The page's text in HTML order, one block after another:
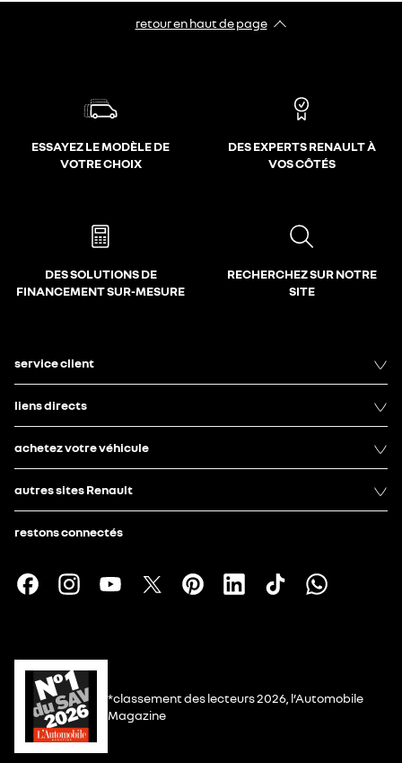
retour en haut de page​
ESSAYEZ LE MODÈLE DE
VOTRE CHOIX
DES EXPERTS RENAULT À
VOS CÔTÉS
DES SOLUTIONS DE
FINANCEMENT SUR-MESURE
RECHERCHEZ SUR NOTRE
SITE
service client
liens directs
achetez votre véhicule
autres sites Renault
restons connectés
*classement des lecteurs 2026, l’Automobile
Magazine